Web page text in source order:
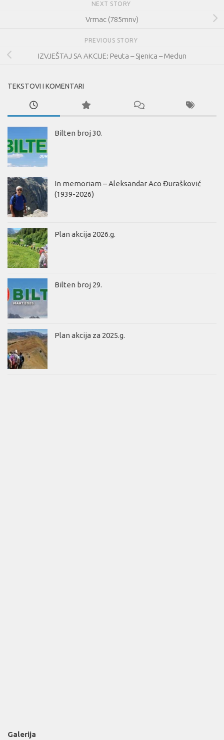
NEXT STORY
Vrmac (785mnv)
PREVIOUS STORY
IZVJEŠTAJ SA AKCIJE: Peuta – Sjenica – Medun
TEKSTOVI I KOMENTARI
Bilten broj 30.
In memoriam – Aleksandar Aco Đurašković
(1939-2026)
Plan akcija 2026.g.
Bilten broj 29.
Plan akcija za 2025.g.
Galerija